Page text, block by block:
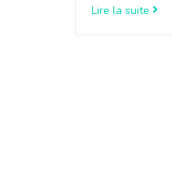
Lire la suite